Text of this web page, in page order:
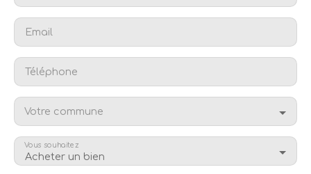
Email
Téléphone
Votre commune
Acheter un bien
Vous souhaitez